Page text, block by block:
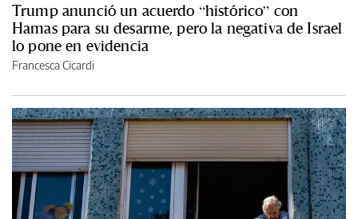
Trump anunció un acuerdo “histórico” con
Hamas para su desarme, pero la negativa de Israel
lo pone en evidencia
Francesca Cicardi